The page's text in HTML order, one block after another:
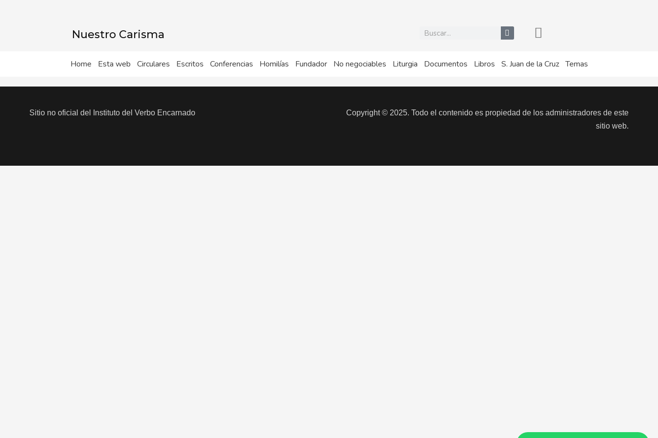
Nuestro Carisma
Home Esta web Circulares Escritos Conferencias Homilías Fundador No negociables Liturgia Documentos Libros S. Juan de la Cruz Temas
Sitio no oficial del Instituto del Verbo Encarnado
Copyright © 2025. Todo el contenido es propiedad de los administradores de este
sitio web.